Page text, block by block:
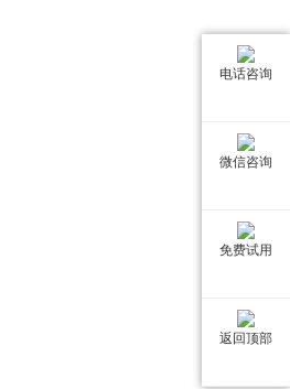
电话咨询
微信咨询
免费试用
返回顶部